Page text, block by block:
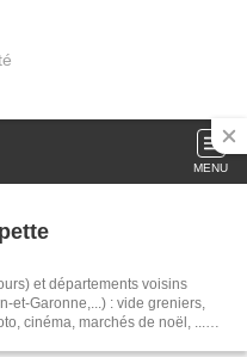
MENU
et départements voisins
: vide greniers,
cinéma, marchés de noël, ...